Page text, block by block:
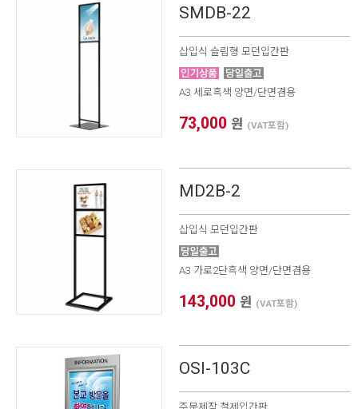
동 계산하기(이미지 출력 / 보이는 화면)
1. 프레임 전면폭 선택
X
X
4. 보이는 화면 사이즈 X
즈] 자동으로 계산됩니다.
SMDB-22
삽입식 슬림형 모던입간판
A3 세로흑색 양면/단면겸용
73,000 원 (VAT포함)
MD2B-2
삽입식 모던입간판
A3 가로2단흑색 양면/단면겸용
143,000 원 (VAT포함)
OSI-103C